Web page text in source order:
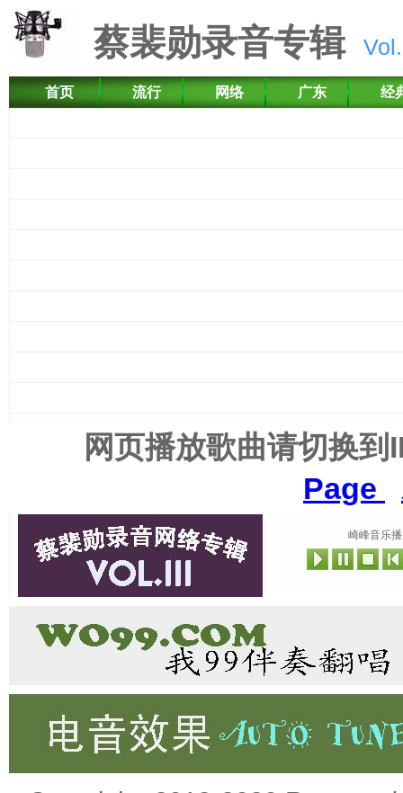
蔡裴勋录音专辑
首页 流行 网络 广东 经
网页播放歌曲请切换
Page
崎峰音乐